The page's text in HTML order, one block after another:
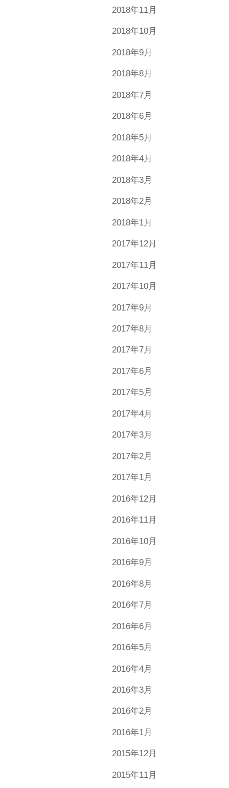
2018年11月
2018年10月
2018年9月
2018年8月
2018年7月
2018年6月
2018年5月
2018年4月
2018年3月
2018年2月
2018年1月
2017年12月
2017年11月
2017年10月
2017年9月
2017年8月
2017年7月
2017年6月
2017年5月
2017年4月
2017年3月
2017年2月
2017年1月
2016年12月
2016年11月
2016年10月
2016年9月
2016年8月
2016年7月
2016年6月
2016年5月
2016年4月
2016年3月
2016年2月
2016年1月
2015年12月
2015年11月